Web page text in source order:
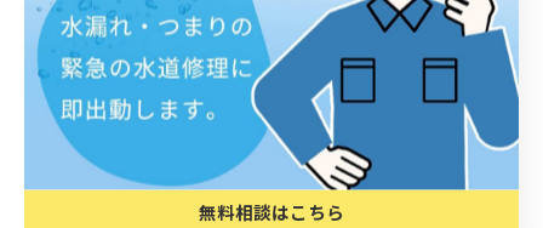
特に屋外や直射日光が当たる場所の配管は膨張・収縮を
繰り返すため、劣化が進行しやすいです。対策として、
定期的な目視点検や、配管周囲の遮熱対策を施すことが
有効です。具体的には、配管の保温材を点検・交換し、
漏水の兆候がないか確認しましょう。こうした予防策が
大きなトラブルの未然防止に繋がります。
無料相談はこちら